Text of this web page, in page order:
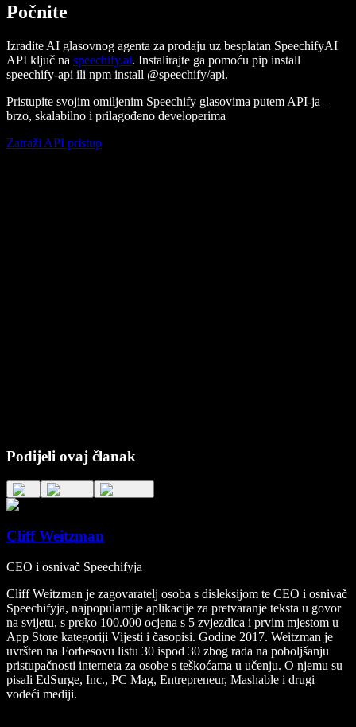
Počnite
Izradite AI glasovnog agenta za prodaju uz besplatan SpeechifyAI
API ključ na speechify.ai. Instalirajte ga pomoću pip install
speechify-api ili npm install @speechify/api.
Pristupite svojim omiljenim Speechify glasovima putem API-ja –
brzo, skalabilno i prilagođeno developerima
Zatraži API pristup
Podijeli ovaj članak
Cliff Weitzman
CEO i osnivač Speechifyja
Cliff Weitzman je zagovaratelj osoba s disleksijom te CEO i osnivač
Speechifyja, najpopularnije aplikacije za pretvaranje teksta u govor
na svijetu, s preko 100.000 ocjena s 5 zvjezdica i prvim mjestom u
App Store kategoriji Vijesti i časopisi. Godine 2017. Weitzman je
uvršten na Forbesovu listu 30 ispod 30 zbog rada na poboljšanju
pristupačnosti interneta za osobe s teškoćama u učenju. O njemu su
pisali EdSurge, Inc., PC Mag, Entrepreneur, Mashable i drugi
vodeći mediji.